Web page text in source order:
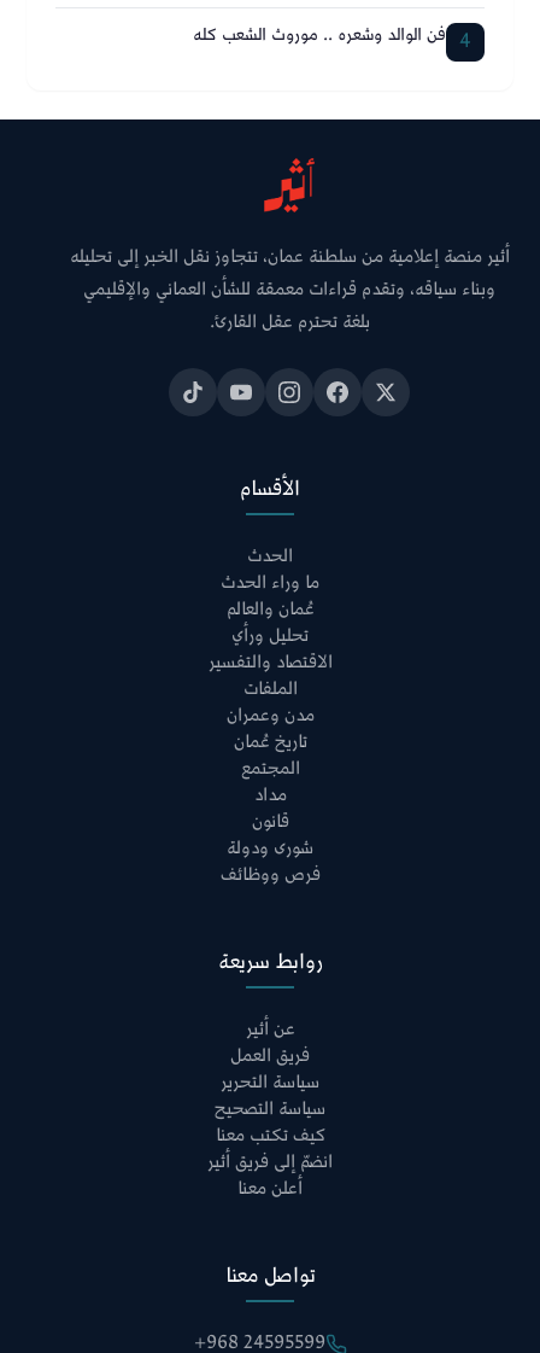
4 فن الوالد وشعره .. موروث الشعب كله
أثير منصة إعلامية من سلطنة عمان، تتجاوز نقل الخبر إلى تحليله
وبناء سياقه، وتقدم قراءات معمقة للشأن العماني والإقليمي
بلغة تحترم عقل القارئ.
الأقسام
الحدث
ما وراء الحدث
عُمان والعالم
تحليل ورأي
الاقتصاد والتفسير
الملفات
مدن وعمران
تاريخ عُمان
المجتمع
مداد
قانون
شورى ودولة
فرص ووظائف
روابط سريعة
عن أثير
فريق العمل
سياسة التحرير
سياسة التصحيح
كيف تكتب معنا
انضمّ إلى فريق أثير
أعلن معنا
تواصل معنا
+968 24595599